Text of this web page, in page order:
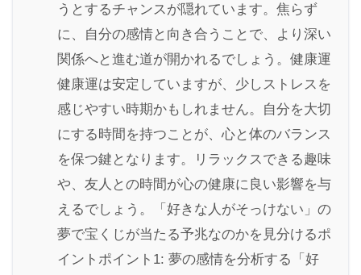
うとするチャンスが隠れています。焦らず
に、自分の感情と向き合うことで、より深い
関係へと進む道が開かれるでしょう。健康運
健康運は安定していますが、少しストレスを
感じやすい時期かもしれません。自分を大切
にする時間を持つことが、心と体のバランス
を保つ鍵となります。リラックスできる趣味
や、友人との時間が心の健康に良い影響を与
えるでしょう。「好きな人がそっけない」の
夢で宝くじが当たる予兆なのかを見分けるポ
イントポイント1: 夢の感情を分析する「好